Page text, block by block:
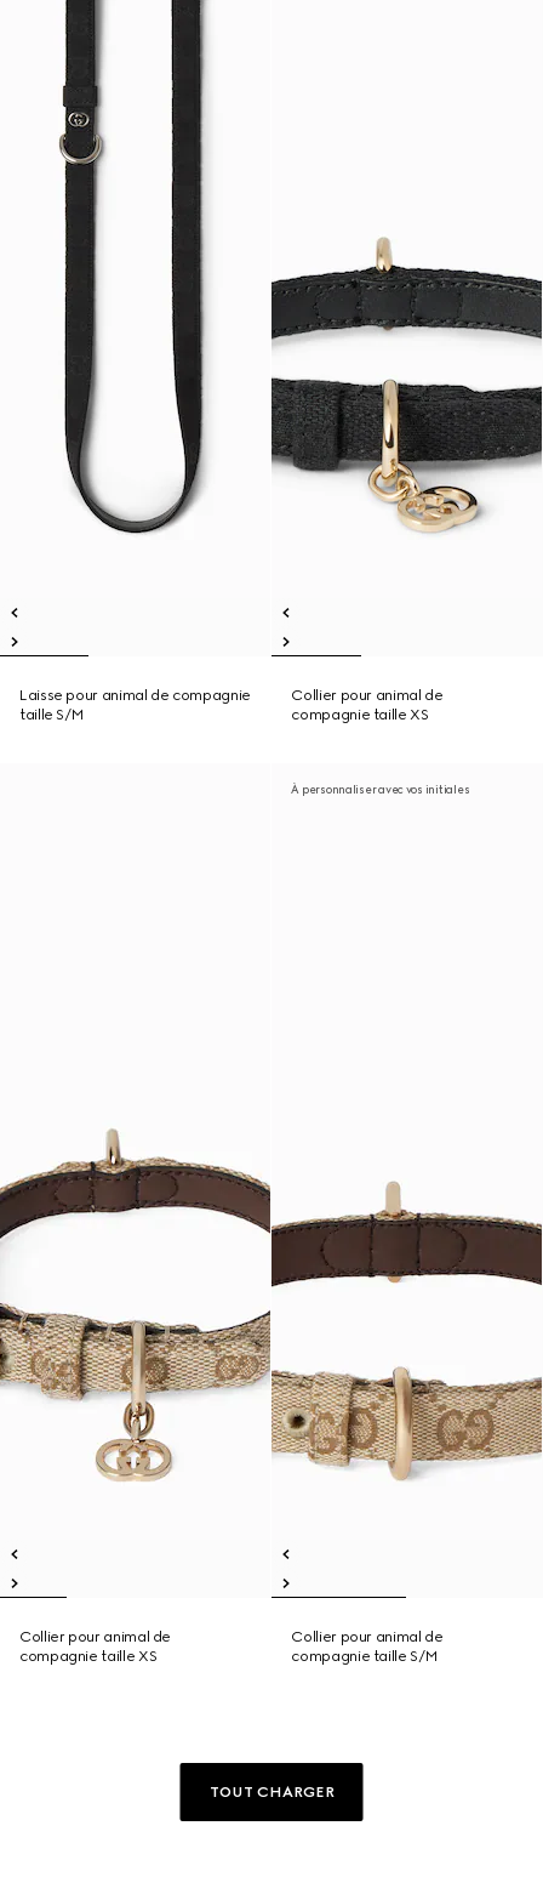
Laisse pour animal de compagnie
taille S/M
Collier pour animal de
compagnie taille XS
Collier pour animal de
compagnie taille XS
À personnaliser avec vos initiales
Collier pour animal de
compagnie taille S/M
TOUT CHARGER